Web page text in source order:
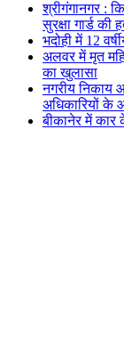
श्रीगंगानगर :
सुरक्षा गार्ड की
भदोही में 12
अलवर में मृत
का खुलासा
नगरीय निकाय
अधिकारियों के
बीकानेर में कार